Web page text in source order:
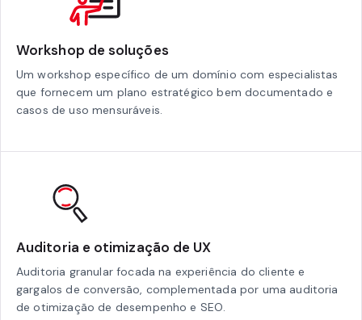
Workshop de soluções
Um workshop específico de um domínio com especialistas
que fornecem um plano estratégico bem documentado e
casos de uso mensuráveis.
Auditoria e otimização de UX
Auditoria granular focada na experiência do cliente e
gargalos de conversão, complementada por uma auditoria
de otimização de desempenho e SEO.